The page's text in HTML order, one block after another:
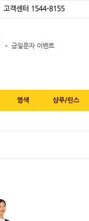
고객센터 1544-8155
금일문자 이벤트